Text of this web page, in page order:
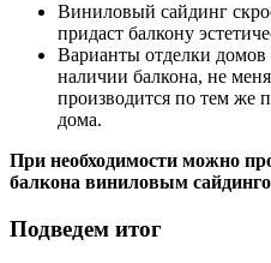
Виниловый сайдинг
придаст балкону
Варианты отделки
наличии балкона, не
производится по тем же
дома.
При необходимости можно
балкона виниловым
Подведем итог